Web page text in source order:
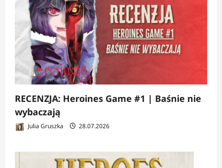
RECENZJA: Heroines Game #1 | Baśnie nie
wybaczają
Julia Gruszka 28.07.2026